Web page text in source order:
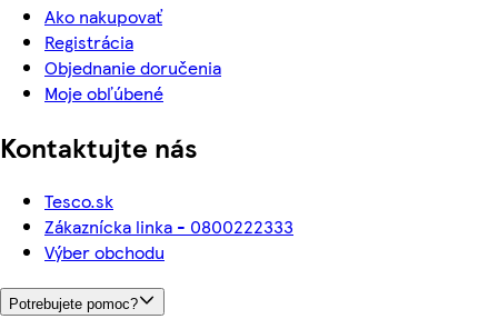
Ako nakupovať
Registrácia
Objednanie doručenia
Moje obľúbené
Kontaktujte nás
Tesco.sk
Zákaznícka linka - 0800222333
Výber obchodu
Potrebujete pomoc?